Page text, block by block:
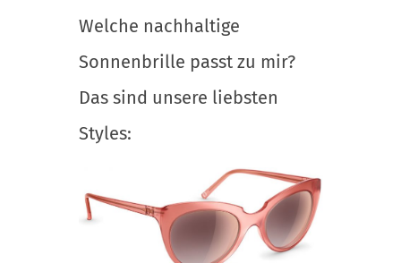
Welche nachhaltige
Sonnenbrille passt zu mir?
Das sind unsere liebsten
Styles: